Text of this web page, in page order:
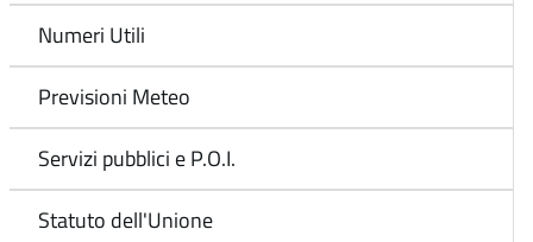
Numeri Utili
Previsioni Meteo
Servizi pubblici e P.O.I.
Statuto dell'Unione